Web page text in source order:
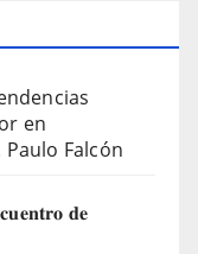
en
Falcón
𝐝𝐞